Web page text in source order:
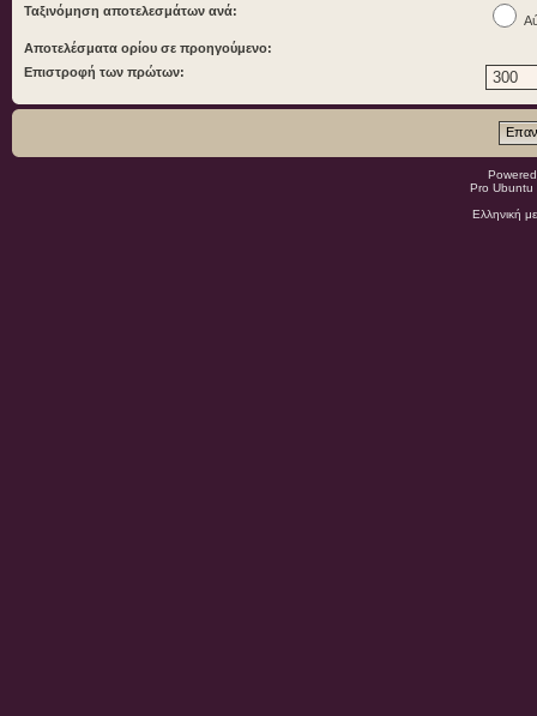
Ταξινόμηση αποτελεσμάτων ανά:
Αποτελέσματα ορίου σε προηγούμενο:
Επιστροφή των πρώτων:
Pro
Ελληνική